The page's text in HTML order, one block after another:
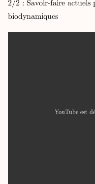
biodynamiques
YouTube est